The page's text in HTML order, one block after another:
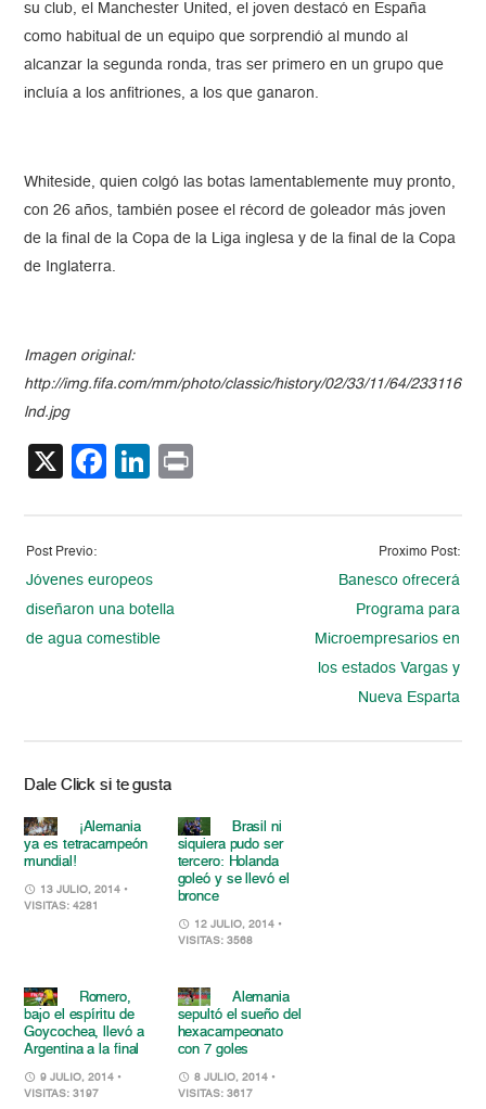
su club, el Manchester United, el joven destacó en España
como habitual de un equipo que sorprendió al mundo al
alcanzar la segunda ronda, tras ser primero en un grupo que
incluía a los anfitriones, a los que ganaron.
Whiteside, quien colgó las botas lamentablemente muy pronto,
con 26 años, también posee el récord de goleador más joven
de la final de la Copa de la Liga inglesa y de la final de la Copa
de Inglaterra.
Imagen original:
http://img.fifa.com/mm/photo/classic/history/02/33/11/64/
lnd.jpg
X Facebook
LinkedIn
Post Previo:
Jóvenes europeos
diseñaron una botella
de agua comestible
Proximo Post:
Banesco ofrecerá
Programa para
Microempresarios en
los estados Vargas y
Nueva Esparta
Dale Click si te gusta
¡Alemania
ya es tetracampeón
mundial!
13 JULIO, 2014 •
VISITAS: 4281
Brasil ni
siquiera pudo ser
tercero: Holanda
goleó y se llevó el
bronce
12 JULIO, 2014 •
VISITAS: 3568
Romero,
bajo el espíritu de
Goycochea, llevó a
Argentina a la final
9 JULIO, 2014 •
VISITAS: 3197
Alemania
sepultó el sueño del
hexacampeonato
con 7 goles
8 JULIO, 2014 •
VISITAS: 3617